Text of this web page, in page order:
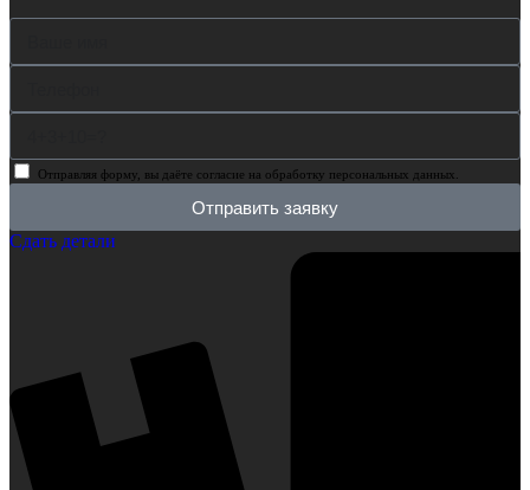
Сдать детали
Отправляя форму, вы даёте согласие на обработку персональных данных.
Отправить заявку